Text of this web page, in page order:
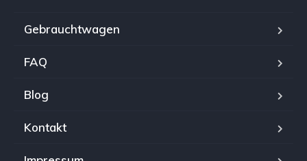
Gebrauchtwagen
FAQ
Blog
Kontakt